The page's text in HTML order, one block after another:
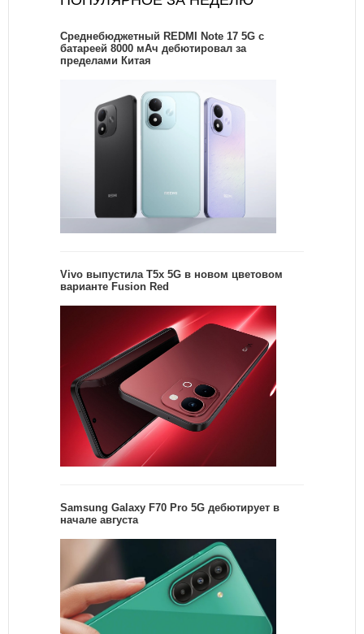
Среднебюджетный REDMI Note 17 5G с
батареей 8000 мАч дебютировал за
пределами Китая
Vivo выпустила T5x 5G в новом цветовом
варианте Fusion Red
Samsung Galaxy F70 Pro 5G дебютирует в
начале августа